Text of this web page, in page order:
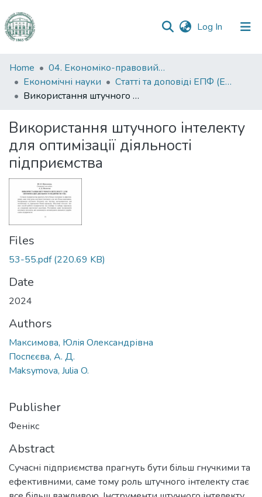
Log In (current)
Communities
&
Collections
Statistics
Home
04. Економіко-правовий факультет
Економічні науки
Статті та доповіді ЕПФ (Економічні науки)
Використання штучного інтелекту для оптимізації діяльності підприємства
Використання штучного інтелекту
для оптимізації діяльності
підприємства
Files
53-55.pdf(220.69 KB)
Date
2024
Authors
Максимова, Юлія Олександрівна
Поспєєва, А. Д.
Maksymova, Julia O.
Publisher
Фенікс
Abstract
Сучасні підприємства прагнуть бути більш гнучкими та
ефективними, саме тому роль штучного інтелекту стає